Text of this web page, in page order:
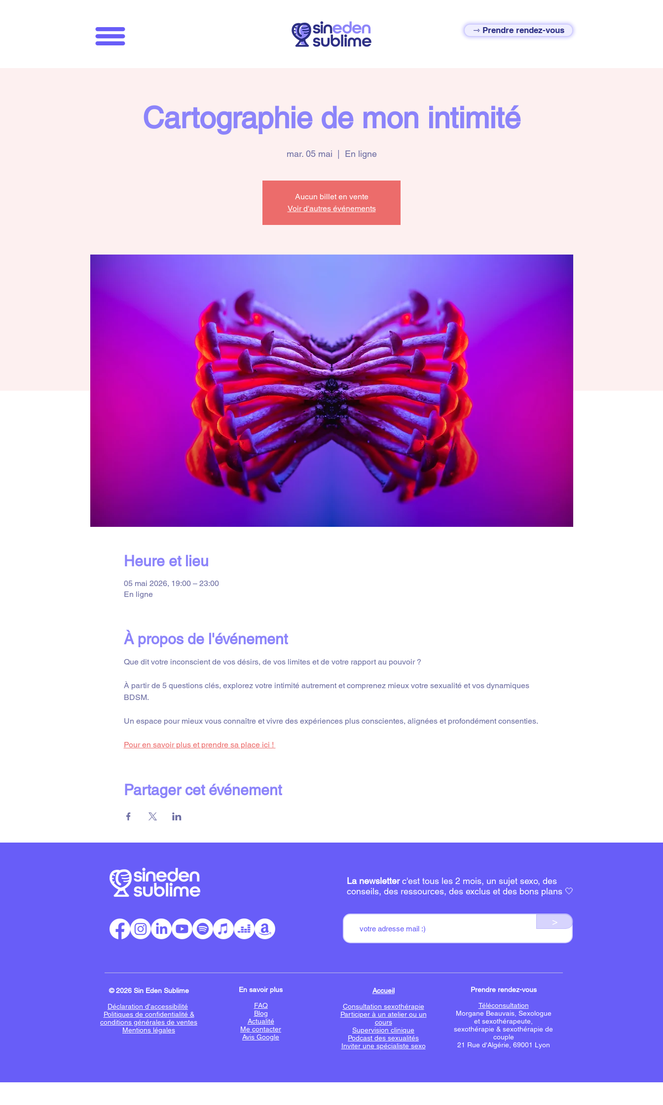
⇾ Prendre rendez-vous
Cartographie de mon intimité
mar. 05 mai En ligne
Aucun billet en vente
Voir d'autres événements
Heure et lieu
05 mai 2026, 19:00 – 23:00
En ligne
À propos de l'événement
Que dit votre inconscient de vos désirs, de vos limites et de votre rapport au pouvoir ?
À partir de 5 questions clés, explorez votre intimité autrement et comprenez mieux votre sexualité et vos dynamiques
BDSM.
Un espace pour mieux vous connaître et vivre des expériences plus conscientes, alignées et profondément consenties.
Pour en savoir plus et prendre sa place ici !
Partager cet événement
La newsletterc'est tous les 2 mois, un sujet sexo, des
conseils, des ressources, des exclus et des bons plans 🤍
>
© 2026 Sin Eden Sublime
Déclaration d'accessibilité
Politiques de confidentialité &
conditions générales de ventes
Mentions légales
En savoir plus
FAQ
Blog
Actualité
Me contacter
Avis Google
Accueil
Consultation sexothérapie
Participer à un atelier ou un
cours
Supervision clinique
Podcast des sexualités
Inviter une spécialiste sexo
Prendre rendez-vous
Téléconsultation
Morgane Beauvais, Sexologue
et sexothérapeute,
sexothérapie & sexothérapie de
couple
21 Rue d'Algérie, 69001 Lyon